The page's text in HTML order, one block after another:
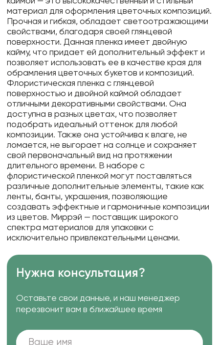
материал для оформления цветочных композиций.
Прочная и гибкая, обладает светоотражающими
свойствами, благодаря своей глянцевой
поверхности. Данная пленка имеет двойную
кайму, что придает ей дополнительный эффект и
позволяет использовать ее в качестве края для
обрамления цветочных букетов и композиций.
Флористическая пленка с глянцевой
поверхностью и двойной каймой обладает
отличными декоративными свойствами. Она
доступна в разных цветах, что позволяет
подобрать идеальный оттенок для любой
композиции. Также она устойчива к влаге, не
ломается, не выгорает на солнце и сохраняет
свой первоначальный вид на протяжении
длительного времени. В наборе с
флористической пленкой могут поставляться
различные дополнительные элементы, такие как
ленты, банты, украшения, позволяющие
создавать эффектные и гармоничные композиции
из цветов. Миррэй — поставщик широкого
спектра материалов для упаковки с
исключительно привлекательными ценами.
Нужна консультация?
Оставьте свои данные, и наш менеджер
перезвонит вам в ближайшее время